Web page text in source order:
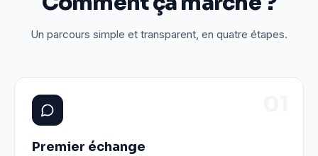
Un parcours simple et transparent, en quatre étapes.
Premier échange